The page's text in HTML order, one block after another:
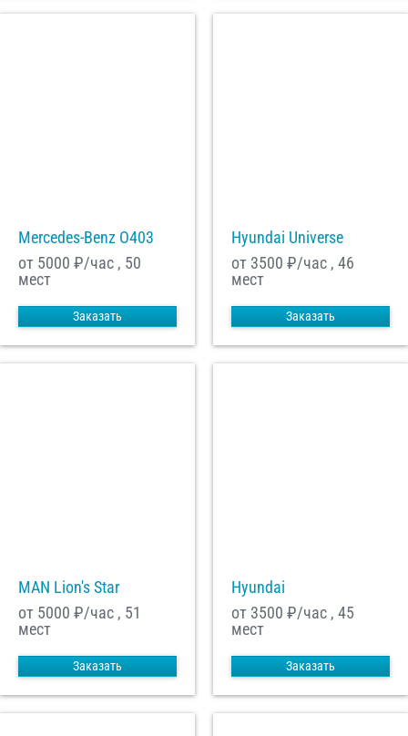
Mercedes-Benz О403
от 5000 ₽/час , 50
мест
Заказать
Hyundai Universe
от 3500 ₽/час , 46
мест
Заказать
MAN Lion's Star
от 5000 ₽/час , 51
мест
Заказать
Hyundai
от 3500 ₽/час , 45
мест
Заказать